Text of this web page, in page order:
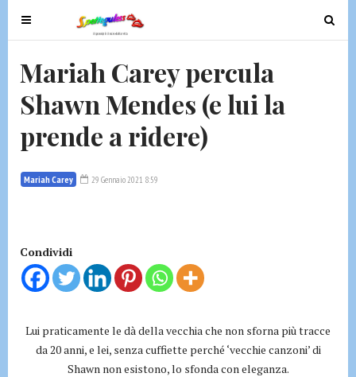
T
o
g
l
e
n
a
v
i
t
o
T
o
Mariah Carey percula
Shawn Mendes (e lui la
prende a ridere)
Mariah Carey 29 Gennaio 2021 8:59
Condividi
Lui praticamente le dà della vecchia che non sforna più tracce
da 20 anni, e lei, senza cuffiette perché ‘vecchie canzoni’ di
Shawn non esistono, lo sfonda con eleganza.